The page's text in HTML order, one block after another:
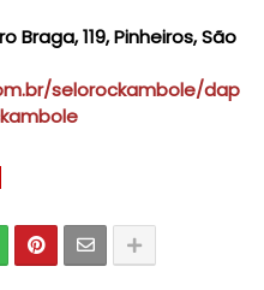
Braga, 119, Pinheiros, São
selorockambole/dap